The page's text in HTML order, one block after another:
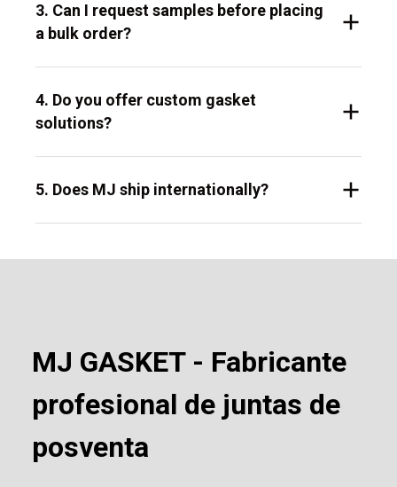
3. Can I request samples before placing
a bulk order?
4. Do you offer custom gasket
solutions?
5. Does MJ ship internationally?
MJ GASKET - Fabricante
profesional de juntas de
posventa